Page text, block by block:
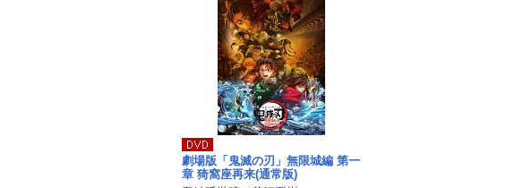
劇場版「鬼滅の刃」無限城編 第一
章 猗窩座再来(通常版)